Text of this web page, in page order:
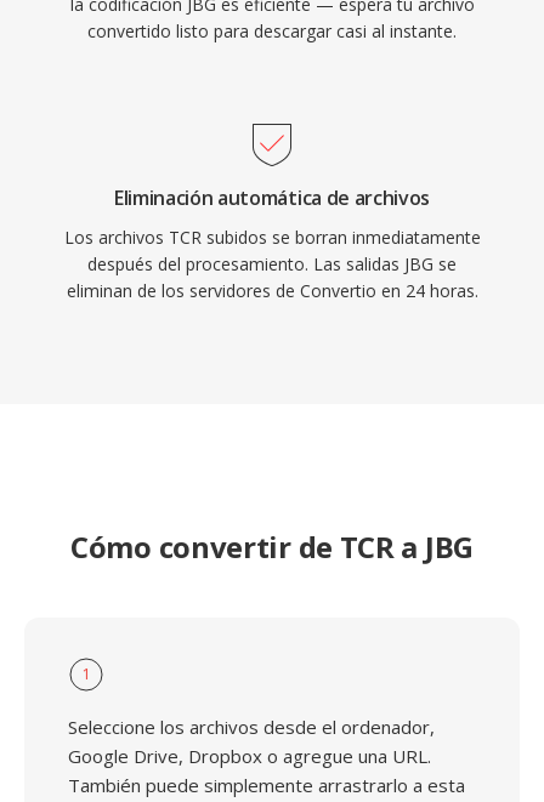
convertido listo para descargar casi al instante.
Eliminación automática de archivos
Los archivos TCR subidos se borran inmediatamente
después del procesamiento. Las salidas JBG se
eliminan de los servidores de Convertio en 24 horas.
Cómo convertir de TCR a JBG
1
Seleccione los archivos desde el ordenador,
Google Drive, Dropbox o agregue una URL.
También puede simplemente arrastrarlo a esta